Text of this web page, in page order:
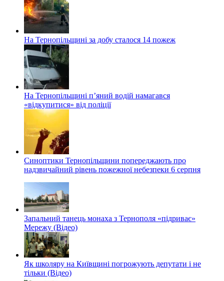
На Тернопільщині за добу сталося 14 пожеж
На Тернопільщині п’яний водій намагався
«відкупитися» від поліції
Синоптики Тернопільщини попереджають про
надзвичайний рівень пожежної небезпеки 6 серпня
Запальний танець монаха з Тернополя «підриває»
Мережу (Відео)
Як школяру на Київщині погрожують депутати і не
тільки (Відео)